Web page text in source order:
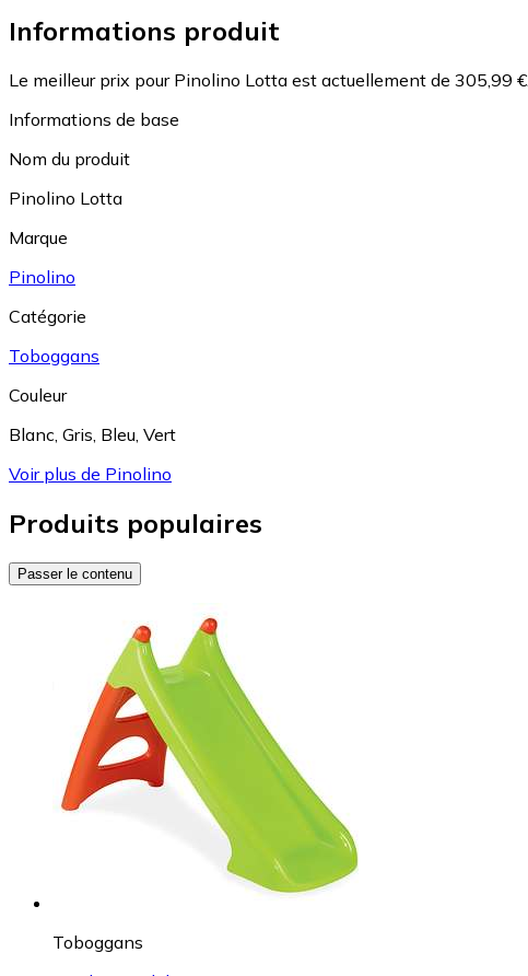
Informations produit
Le meilleur prix pour Pinolino Lotta est actuellement de 305,99 €.
Informations de base
Nom du produit
Pinolino Lotta
Marque
Pinolino
Catégorie
Toboggans
Couleur
Blanc Gris Bleu Vert
Voir plus de Pinolino
Produits populaires
Passer le contenu
Toboggans